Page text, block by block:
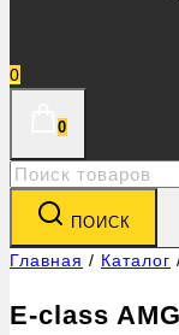
0
0
Search
for:
ПОИСК
Главная / Каталог
E-class AMG